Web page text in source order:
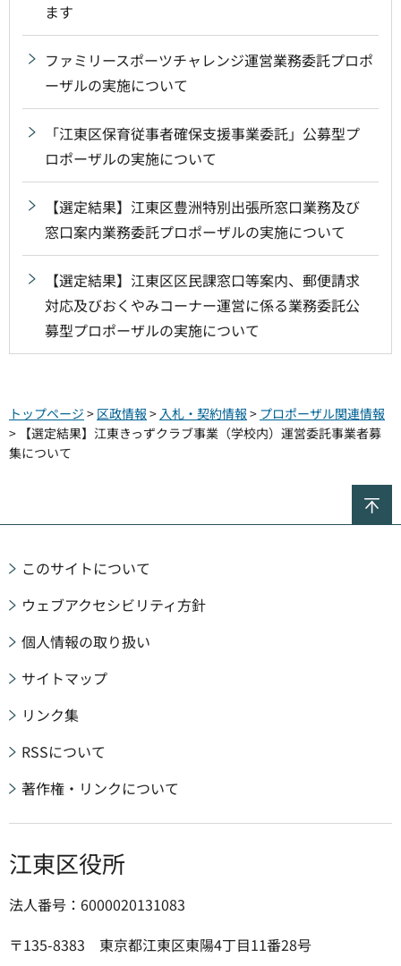
ます
ファミリースポーツチャレンジ運営業務委託プロポ
ーザルの実施について
「江東区保育従事者確保支援事業委託」公募型プ
ロポーザルの実施について
【選定結果】江東区豊洲特別出張所窓口業務及び
窓口案内業務委託プロポーザルの実施について
【選定結果】江東区区民課窓口等案内、郵便請求
対応及びおくやみコーナー運営に係る業務委託公
募型プロポーザルの実施について
トップページ > 区政情報 > 入札・契約情報 > プロポーザル関連情報
> 【選定結果】江東きっずクラブ事業（学校内）運営委託事業者募
集について
このサイトについて
ウェブアクセシビリティ方針
個人情報の取り扱い
サイトマップ
リンク集
RSSについて
著作権・リンクについて
江東区役所
法人番号：6000020131083
〒135-8383 東京都江東区東陽4丁目11番28号